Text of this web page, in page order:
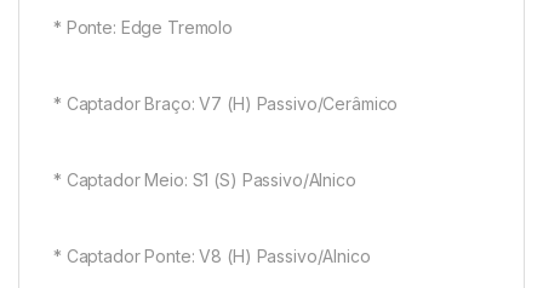
* Ponte: Edge Tremolo
* Captador Braço: V7 (H) Passivo/Cerâmico
* Captador Meio: S1 (S) Passivo/Alnico
* Captador Ponte: V8 (H) Passivo/Alnico